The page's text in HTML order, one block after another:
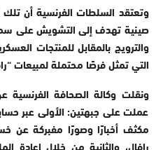
وتعتقد السلطات الفرنسية أن
صينية تهدف إلى التشويش على
والترويج بالمقابل للمنتجات
التي تمثل فرصًا محتملة لمبيعات
ونقلت وكالة الصحافة
عملت على جبهتين: الأولى عبر
مكثف أخبارًا وصورًا مفبركة عن
رافال، والثانية من خلال إعادة